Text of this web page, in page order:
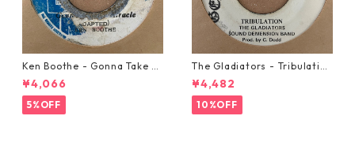
Ken Boothe - Gonna Take A
Miracle【7-21362】
¥4,066
5%OFF
The Gladiators - Tribulation
【7-21365】
¥4,482
10%OFF